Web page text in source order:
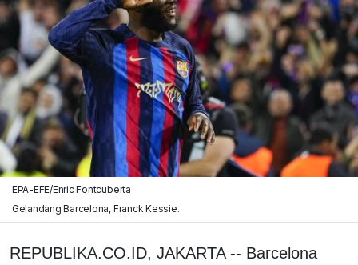
EPA-EFE/Enric Fontcuberta
Gelandang Barcelona, Franck Kessie.
REPUBLIKA.CO.ID, JAKARTA -- Barcelona